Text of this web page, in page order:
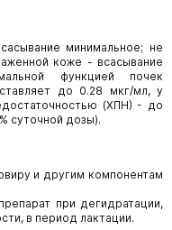
минимальное; не
коже - всасывание
функцией почек
до 0.28 мкг/мл, у
(ХПН) - до
суточной дозы).
и другим компонентам
при дегидратации,
в период лактации.